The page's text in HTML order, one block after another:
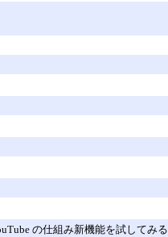
の仕組み新機能を試してみる